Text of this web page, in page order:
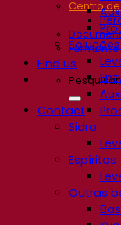
Centro
Find us
Contact
Sidra
Espíritos
Outras